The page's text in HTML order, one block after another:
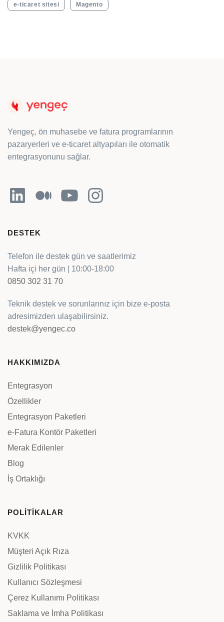
e-ticaret sitesi Magento
Yengeç, ön muhasebe ve fatura programlarının
pazaryerleri ve e-ticaret altyapıları ile otomatik
entegrasyonunu sağlar.
LinkedInOrta YouTubeInstagram
DESTEK
Telefon ile destek gün ve saatlerimiz
Hafta içi her gün | 10:00-18:00
0850 302 31 70
Teknik destek ve sorunlarınız için bize e-posta
adresimizden ulaşabilirsiniz.
destek@yengec.co
HAKKIMIZDA
Entegrasyon
Özellikler
Entegrasyon Paketleri
e-Fatura Kontör Paketleri
Merak Edilenler
Blog
İş Ortaklığı
POLİTİKALAR
KVKK
Müşteri Açık Rıza
Gizlilik Politikası
Kullanıcı Sözleşmesi
Çerez Kullanımı Politikası
Saklama ve İmha Politikası